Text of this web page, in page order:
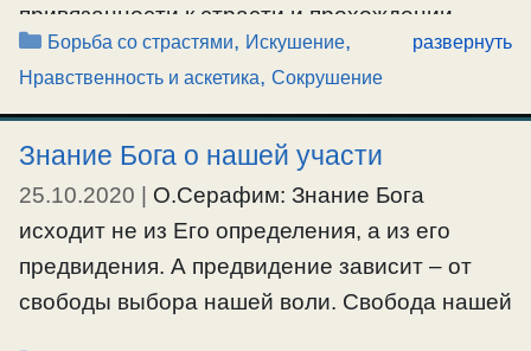
Ещё…
#брак,#извращения,#секс
привязанности к страсти и прохождении
через скорбь. О борьбе со страстями.
Цепочка страстей в душевной реакции на
искушение. Все дело в чувствах, — если
чувства изменить, то и страстной душевной
реакции не будет. О бодрствовании. О просто
сокрушении и внимании себе.
#борьбасострастями ,#вниманиесебе,#искушение,
Рубрики
Борьба со страстями, Искушение,
Нравственность и аскетика, Сокрушение
развернуть
Знание Бога о нашей участи
25.10.2020
О.Серафим: Знание Бога
исходит не из Его определения, а из его
предвидения. А предвидение зависит – от
свободы выбора нашей воли. Свобода нашей